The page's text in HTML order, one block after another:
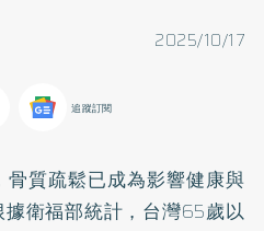
2025/10/17
追蹤訂閱
質疏鬆已成為影響健康與
衛福部統計，台灣65歲以